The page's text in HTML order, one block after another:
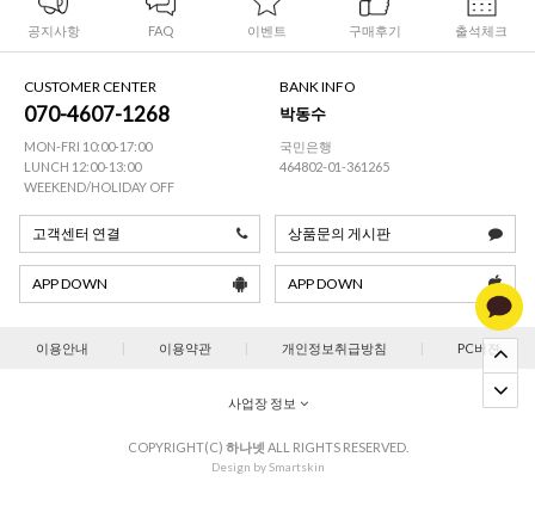
공지사항 FAQ 이벤트 구매후기 출석체크
CUSTOMER CENTER
070-4607-1268
MON-FRI 10:00-17:00
LUNCH 12:00-13:00
WEEKEND/HOLIDAY OFF
BANK INFO
박동수
국민은행
464802-01-361265
고객센터 연결 상품문의 게시판
APP DOWN APP DOWN
이용안내 이용약관 개인정보취급방침 PC버젼
사업장 정보
COPYRIGHT(C) 하나넷 ALL RIGHTS RESERVED.